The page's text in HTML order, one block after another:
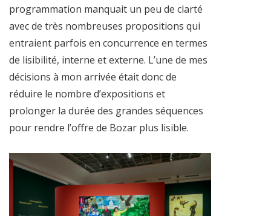
programmation manquait un peu de clarté
avec de très nombreuses propositions qui
entraient parfois en concurrence en termes
de lisibilité, interne et externe. L’une de mes
décisions à mon arrivée était donc de
réduire le nombre d’expositions et
prolonger la durée des grandes séquences
pour rendre l’offre de Bozar plus lisible.